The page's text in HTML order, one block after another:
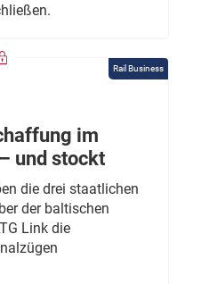
Rail Business
im
und stockt
die drei staatlichen
der baltischen
Link die